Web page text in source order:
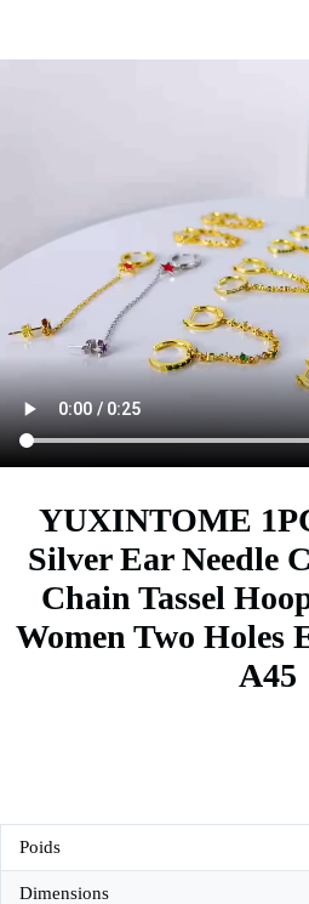
YUXINTOME
Silver Ear Needle
Chain Tassel
Women Two Holes
A45
Poids
Dimensions